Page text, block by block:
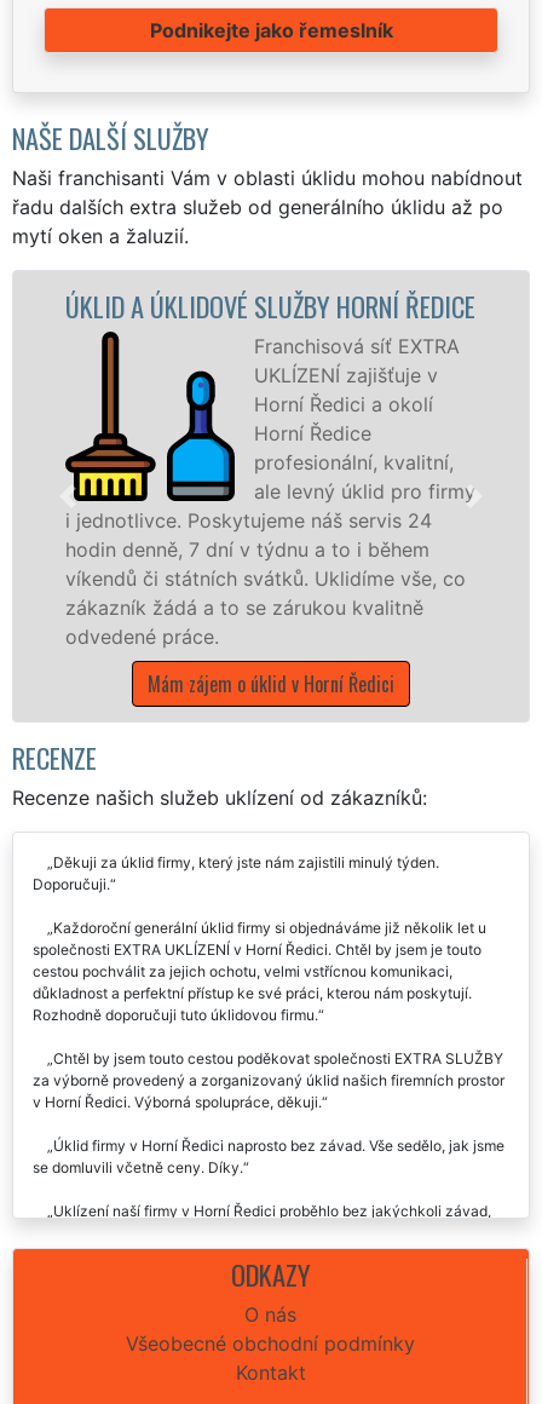
Podnikejte jako řemeslník
NAŠE DALŠÍ SLUŽBY
Naši franchisanti Vám v oblasti úklidu mohou nabídnout
řadu dalších extra služeb od generálního úklidu až po
mytí oken a žaluzií.
SLUŽBY HORNÍ ŘEDICE
Franchisová síť EXTRA
UKLÍZENÍ zajišťuje v
Horní Ředici a okolí
Horní Ředice
profesionální, kvalitní,
ale levný úklid pro firmy
náš servis 24
v týdnu a to i během
svátků. Uklidíme vše, co
to se zárukou kvalitně
o úklid v Horní Ředici
ÚKLIDOVÁ
nabízíme pro
státní podniky,
Pardubickém
RECENZE
Recenze našich služeb uklízení od zákazníků:
Děkuji za úklid firmy, který jste nám zajistili minulý týden.
Doporučuji.
Každoroční generální úklid firmy si objednáváme již několik let u
společnosti EXTRA UKLÍZENÍ v Horní Ředici. Chtěl by jsem je touto
cestou pochválit za jejich ochotu, velmi vstřícnou komunikaci,
důkladnost a perfektní přístup ke své práci, kterou nám poskytují.
Rozhodně doporučuji tuto úklidovou firmu.
Chtěl by jsem touto cestou poděkovat společnosti EXTRA SLUŽBY
za výborně provedený a zorganizovaný úklid našich firemních prostor
v Horní Ředici. Výborná spolupráce, děkuji.
Úklid firmy v Horní Ředici naprosto bez závad. Vše sedělo, jak jsme
se domluvili včetně ceny. Díky.
Uklízení naší firmy v Horní Ředici proběhlo bez jakýchkoli závad,
profesionální služby. Děkujeme.
jsem moc poděkovat za vaši ochotu a vstřícnost. Společnost extra
uklízení budu skutečně všude doporučovat a rozhodně budu i do
budoucna využívat vaše úklidové služby. Děkuji.
ODKAZY
O nás
Všeobecné obchodní podmínky
Kontakt